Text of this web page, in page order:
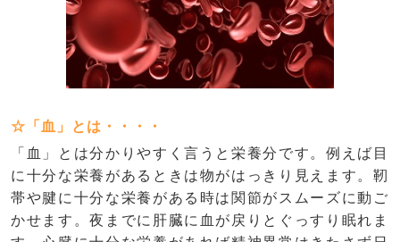
☆「血」とは・・・・
「血」とは分かりやすく言うと栄養分です。例えば目
に十分な栄養があるときは物がはっきり見えます。靭
帯や腱に十分な栄養がある時は関節がスムーズに動ご
かせます。夜までに肝臓に血が戻りとぐっすり眠れま